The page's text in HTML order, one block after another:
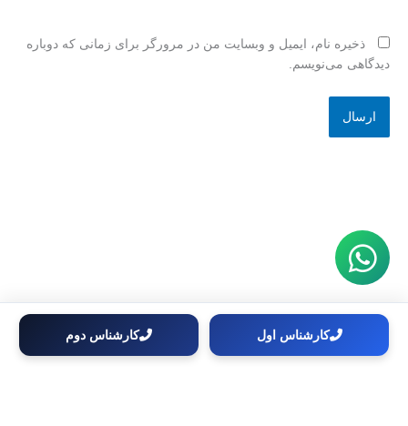
ذخیره نام، ایمیل و وبسایت من در مرورگر برای زمانی که دوباره
دیدگاهی می‌نویسم.
کارشناس اول کارشناس دوم